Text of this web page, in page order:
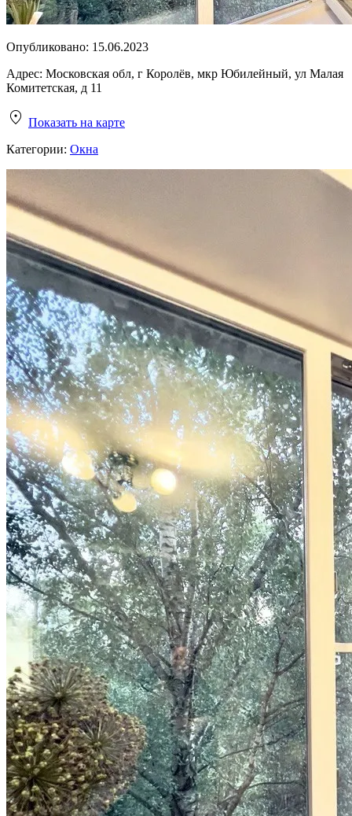
Опубликовано: 15.06.2023
Адрес: Московская обл, г Королёв, мкр Юбилейный, ул Малая
Комитетская, д 11
Показать на карте
Категории: Окна